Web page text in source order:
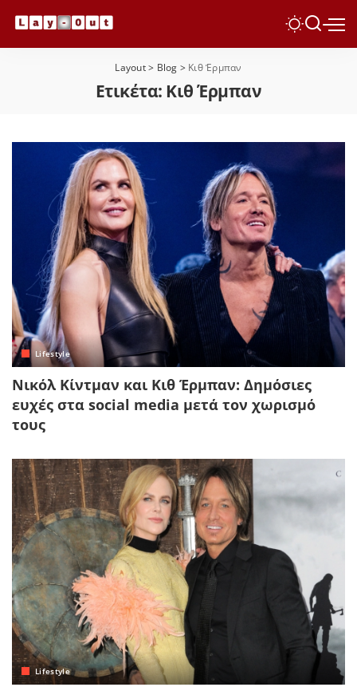
Layout> Blog > Κιθ Έρμπαν
Ετικέτα: Κιθ Έρμπαν
Lifestyle
Νικόλ Κίντμαν και Κιθ Έρμπαν: Δημόσιες
ευχές στα social media μετά τον χωρισμό
τους
Lifestyle